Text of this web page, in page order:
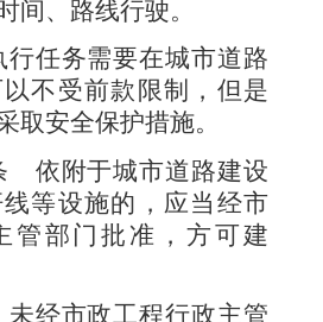
间、路线行驶。
行任务需要在城市道路
不受前款限制，但是
取安全保护措施。
依附于城市道路建设
等设施的，应当经市
管部门批准，方可建
未经市政工程行政主管